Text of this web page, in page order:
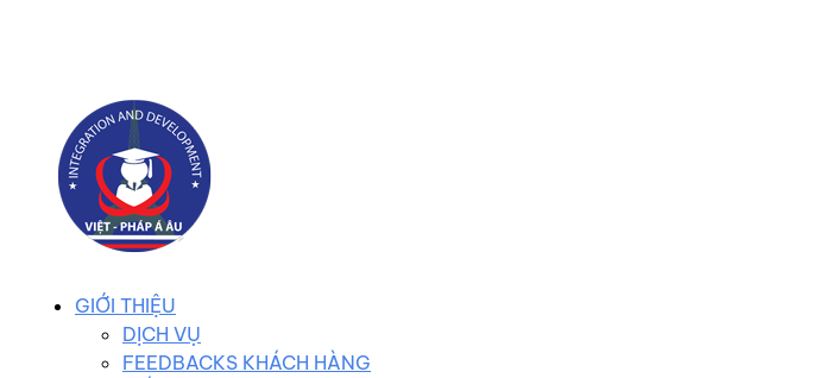
GIỚI THIỆU
DỊCH VỤ
FEEDBACKS KHÁCH HÀNG